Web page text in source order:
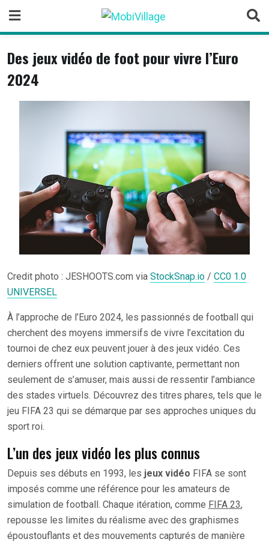
content
Des jeux vidéo de foot pour vivre l’Euro
2024
Credit photo : JESHOOTS.com via StockSnap.io / CC0 1.0
UNIVERSEL
À l’approche de l’Euro 2024, les passionnés de football qui
cherchent des moyens immersifs de vivre l’excitation du
tournoi de chez eux peuvent jouer à des jeux vidéo. Ces
derniers offrent une solution captivante, permettant non
seulement de s’amuser, mais aussi de ressentir l’ambiance
des stades virtuels. Découvrez des titres phares, tels que le
jeu FIFA 23 qui se démarque par ses approches uniques du
sport roi.
L’un des jeux vidéo les plus connus
Depuis ses débuts en 1993, les jeux vidéo FIFA se sont
imposés comme une référence pour les amateurs de
simulation de football. Chaque itération, comme FIFA 23,
repousse les limites du réalisme avec des graphismes
époustouflants et des mouvements capturés de manière